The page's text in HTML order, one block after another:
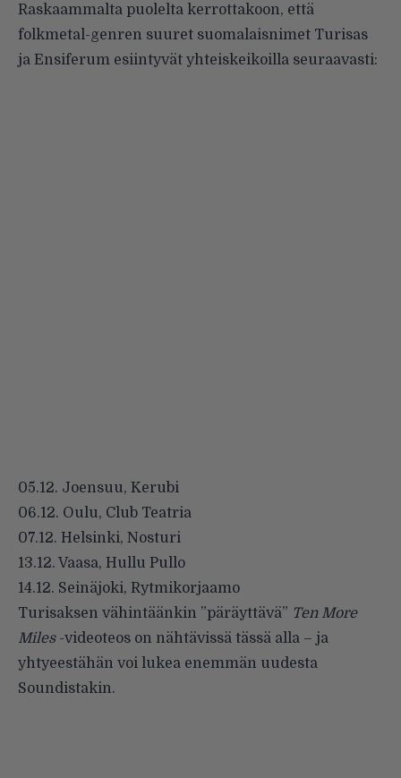
Raskaammalta puolelta kerrottakoon, että
folkmetal-genren suuret suomalaisnimet Turisas
ja Ensiferum esiintyvät yhteiskeikoilla seuraavasti:
05.12. Joensuu, Kerubi
06.12. Oulu, Club Teatria
07.12. Helsinki, Nosturi
13.12. Vaasa, Hullu Pullo
14.12. Seinäjoki, Rytmikorjaamo
Turisaksen vähintäänkin ”päräyttävä” Ten More
Miles -videoteos on nähtävissä tässä alla – ja
yhtyeestähän voi lukea enemmän uudesta
Soundistakin.